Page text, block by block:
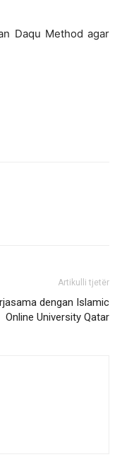
Daqu Method agar
Artikulli tjetër
dengan Islamic
Online University Qatar